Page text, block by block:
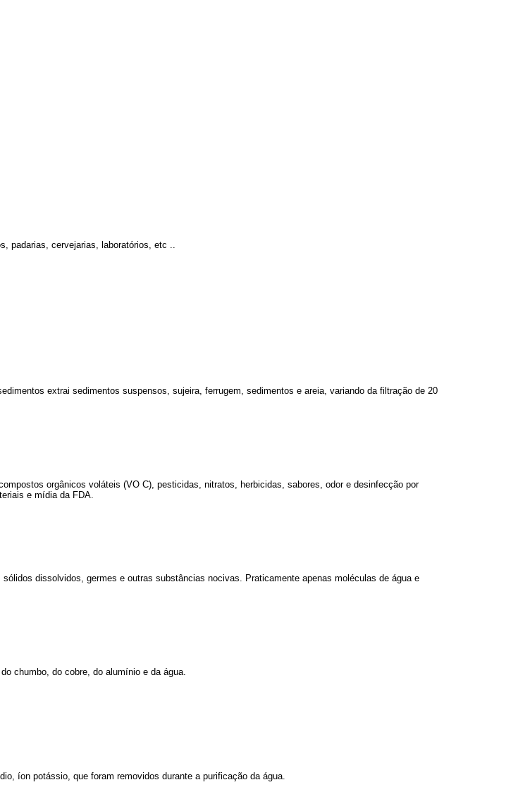
padarias, cervejarias, laboratórios, etc ..
extrai sedimentos suspensos, sujeira, ferrugem, sedimentos e areia, variando da filtração de 20
orgânicos voláteis (VO C), pesticidas, nitratos, herbicidas, sabores, odor e desinfecção por
e mídia da FDA.
dissolvidos, germes e outras substâncias nocivas. Praticamente apenas moléculas de água e
chumbo, do cobre, do alumínio e da água.
íon potássio, que foram removidos durante a purificação da água.